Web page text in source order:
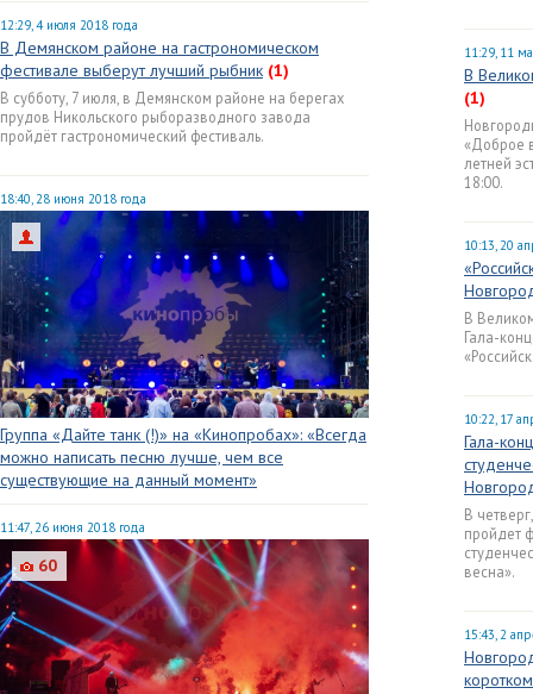
12:29, 4 июля 2018 года
В Демянском районе на гастрономическом
фестивале выберут лучший рыбник (1)
В субботу, 7 июля, в Демянском районе на берегах
прудов Никольского рыборазводного завода
пройдёт гастрономический фестиваль.
18:40, 28 июня 2018 года
Группа «Дайте танк (!)» на «Кинопробах»: «Всегда
можно написать песню лучше, чем все
существующие на данный момент»
11:47, 26 июня 2018 года
60
11:29, 11
В
(1)
«Доброе
летней
18:00.
10:13, 20
В
Гала-
10:22, 17
Гала-
В
пройдет
весна».
15:43, 2